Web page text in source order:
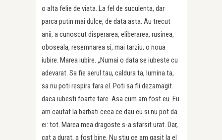
o alta felie de viata. La fel de suculenta, dar
parca putin mai dulce, de data asta. Au trecut
anii, a cunoscut disperarea, eliberarea, rusinea,
oboseala, resemnarea si, mai tarziu, o noua
iubire. Marea iubire. „Numai o data se iubeste cu
adevarat. Sa fie aerul tau, caldura ta, lumina ta,
sa nu poti respira fara el. Poti sa fii dezamagit
daca iubesti foarte tare. Asa cum am fost eu. Eu
am cautat la barbati ceea ce dau eu si nu pot da
ei: tot. Marea mea dragoste s-a sfarsit urat. Dar,
cat a durat, a fost bine. Nu stiu ce am gasit la el